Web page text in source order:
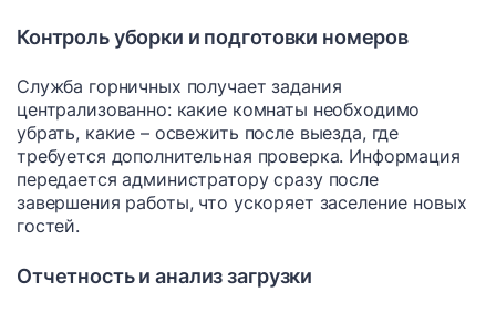
Контроль уборки и подготовки номеров
Служба горничных получает задания
централизованно: какие комнаты необходимо
убрать, какие – освежить после выезда, где
требуется дополнительная проверка. Информация
передается администратору сразу после
завершения работы, что ускоряет заселение новых
гостей.
Отчетность и анализ загрузки